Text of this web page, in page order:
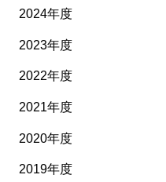
2024年度
2023年度
2022年度
2021年度
2020年度
2019年度